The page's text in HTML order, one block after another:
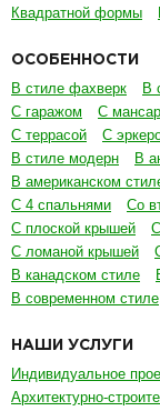
Квадратной формы
ОСОБЕННОСТИ
В стиле фахверк В
С гаражом
С
С террасой
С
В стиле модерн
В
В американском
С 4 спальнями
Со
С плоской крышей
С ломаной крышей
В канадском стиле
В современном стиле
НАШИ УСЛУГИ
Индивидуальное
Архитектурно-